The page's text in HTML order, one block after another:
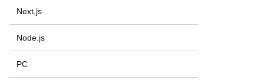
Next.js
Node.js
PC